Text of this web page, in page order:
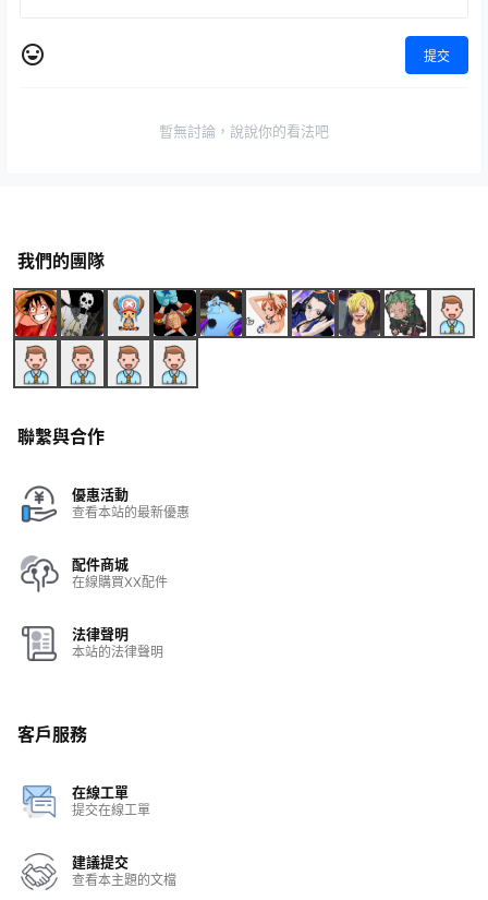
提交
暫無討論，說說你的看法吧
我們的團隊
聯繫與合作
優惠活動
查看本站的最新優惠
配件商城
在線購買XX配件
法律聲明
本站的法律聲明
客戶服務
在線工單
提交在線工單
建議提交
查看本主題的文檔